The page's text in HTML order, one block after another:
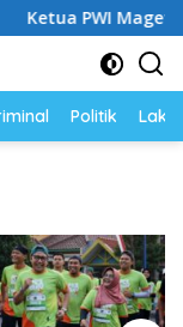
PWI Magetan:
Politik